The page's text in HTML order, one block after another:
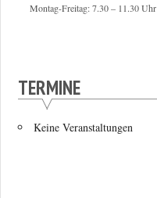
Montag-Freitag: 7.30 – 11.30 Uhr
TERMINE
Keine Veranstaltungen